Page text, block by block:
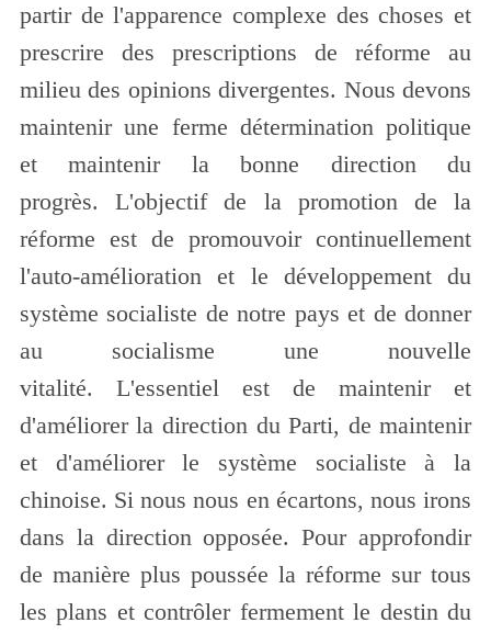
partir de l'apparence complexe des choses et
prescrire des prescriptions de réforme au
milieu des opinions divergentes. Nous devons
maintenir une ferme détermination politique
et maintenir la bonne direction du
progrès. L'objectif de la promotion de la
réforme est de promouvoir continuellement
l'auto-amélioration et le développement du
système socialiste de notre pays et de donner
au socialisme une nouvelle
vitalité. L'essentiel est de maintenir et
d'améliorer la direction du Parti, de maintenir
et d'améliorer le système socialiste à la
chinoise. Si nous nous en écartons, nous irons
dans la direction opposée. Pour approfondir
de manière plus poussée la réforme sur tous
les plans et contrôler fermement le destin du